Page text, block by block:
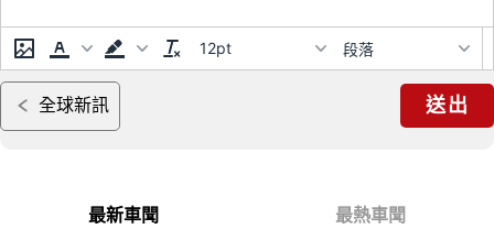
12pt 段落
全球新訊 送出
最新車聞 最熱車聞